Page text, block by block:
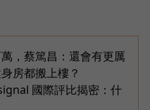
，蔡篤昌：還會有更厲
房都搬上樓？
國際評比揭密：什